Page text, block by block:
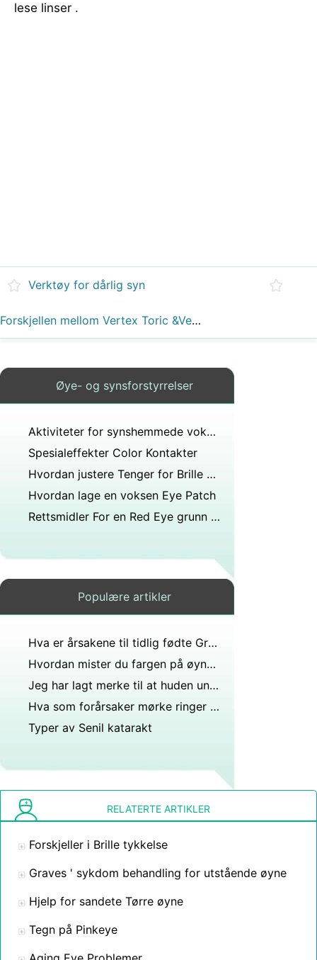
lese linser .
Verktøy for dårlig syn
Forskjellen mellom Vertex Toric &Vertex Encore Objektiver
Øye- og synsforstyrrelser
Aktiviteter for synshemmede voksne
Spesialeffekter Color Kontakter
Hvordan justere Tenger for Brille Rammer
Hvordan lage en voksen Eye Patch
Rettsmidler For en Red Eye grunn Infected Kontaktlinser
Populære artikler
Hva er årsakene til tidlig fødte Grå stær og Kan det reverseres
Hvordan mister du fargen på øynene dine?
Jeg har lagt merke til at huden under øynene mine nesten alltid er mørk som ser dårlig ut. Er det noen vanlige årsaker til dette eller løsninger på dette?
Hva som forårsaker mørke ringer under øynene ?
Typer av Senil katarakt
RELATERTE ARTIKLER
Forskjeller i Brille tykkelse
Graves ' sykdom behandling for utstående øyne
Hjelp for sandete Tørre øyne
Tegn på Pinkeye